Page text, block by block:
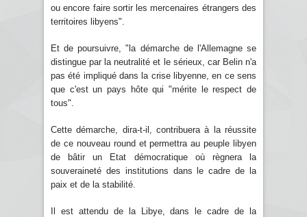
ou encore faire sortir les mercenaires étrangers des
territoires libyens".
Et de poursuivre, "la démarche de l'Allemagne se
distingue par la neutralité et le sérieux, car Belin n'a
pas été impliqué dans la crise libyenne, en ce sens
que c'est un pays hôte qui "mérite le respect de
tous".
Cette démarche, dira-t-il, contribuera à la réussite
de ce nouveau round et permettra au peuple libyen
de bâtir un Etat démocratique où règnera la
souveraineté des institutions dans le cadre de la
paix et de la stabilité.
Il est attendu de la Libye, dans le cadre de la